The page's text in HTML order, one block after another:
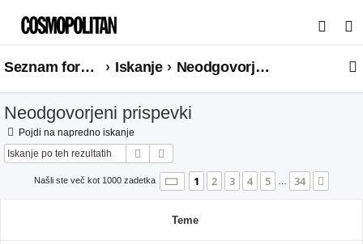
s
a
Seznam forumov Iskanje Neodgovorjeni prispevki
Neodgovorjeni prispevki
Pojdi na napredno iskanje
Iskanje
Našli ste več kot 1000 zadetka Stran 1od34
1 2 3 4 5 … 34
Teme